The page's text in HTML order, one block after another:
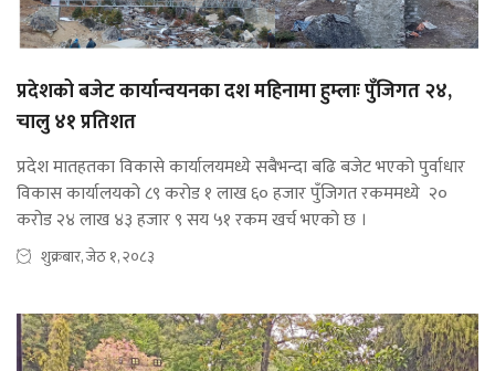
प्रदेशको बजेट कार्यान्वयनका दश महिनामा हुम्लाः पुँजिगत २४,
चालु ४१ प्रतिशत
प्रदेश मातहतका विकासे कार्यालयमध्ये सबैभन्दा बढि बजेट भएको पुर्वाधार
विकास कार्यालयको ८९ करोड १ लाख ६० हजार पुँजिगत रकममध्ये २०
करोड २४ लाख ४३ हजार ९ सय ५१ रकम खर्च भएको छ ।
शुक्रबार, जेठ १, २०८३